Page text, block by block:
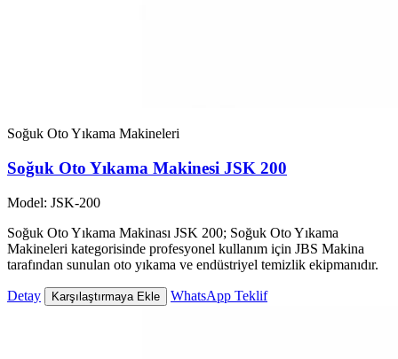
Soğuk Oto Yıkama Makineleri
Soğuk Oto Yıkama Makinesi JSK 200
Model: JSK-200
Soğuk Oto Yıkama Makinası JSK 200; Soğuk Oto Yıkama
Makineleri kategorisinde profesyonel kullanım için JBS Makina
tarafından sunulan oto yıkama ve endüstriyel temizlik ekipmanıdır.
Detay Karşılaştırmaya Ekle WhatsApp Teklif